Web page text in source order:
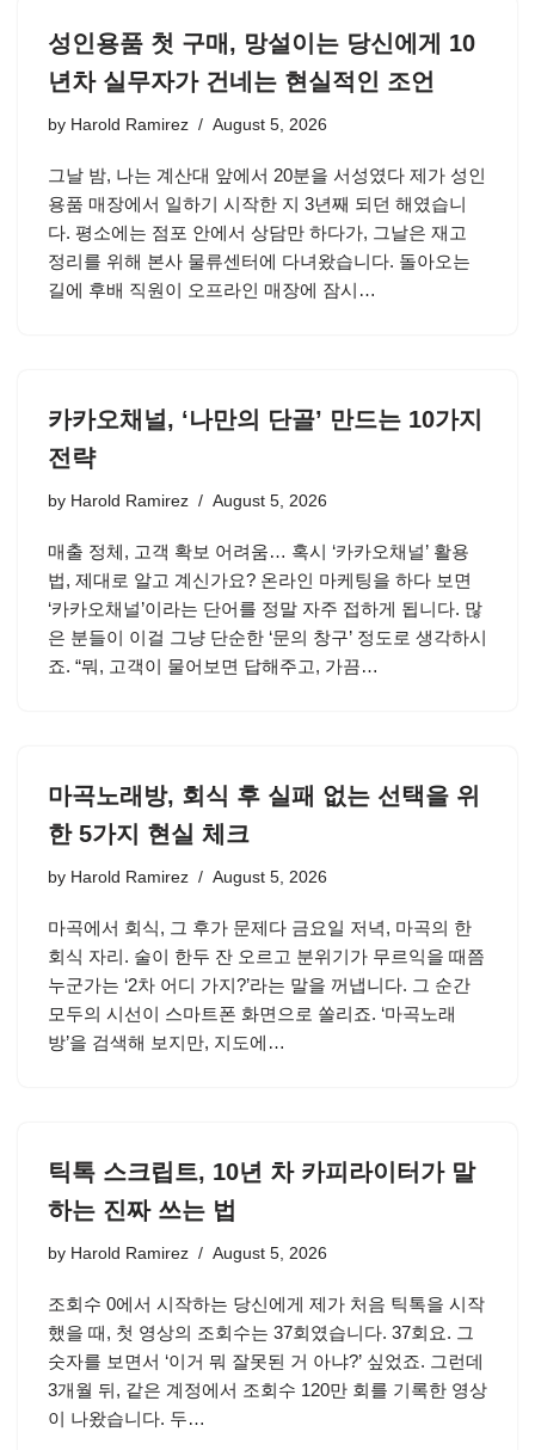
성인용품 첫 구매, 망설이는 당신에게 10
년차 실무자가 건네는 현실적인 조언
by Harold Ramirez August 5, 2026
그날 밤, 나는 계산대 앞에서 20분을 서성였다 제가 성인
용품 매장에서 일하기 시작한 지 3년째 되던 해였습니
다. 평소에는 점포 안에서 상담만 하다가, 그날은 재고
정리를 위해 본사 물류센터에 다녀왔습니다. 돌아오는
길에 후배 직원이 오프라인 매장에 잠시…
카카오채널, ‘나만의 단골’ 만드는 10가지
전략
by Harold Ramirez August 5, 2026
매출 정체, 고객 확보 어려움… 혹시 ‘카카오채널’ 활용
법, 제대로 알고 계신가요? 온라인 마케팅을 하다 보면
‘카카오채널’이라는 단어를 정말 자주 접하게 됩니다. 많
은 분들이 이걸 그냥 단순한 ‘문의 창구’ 정도로 생각하시
죠. “뭐, 고객이 물어보면 답해주고, 가끔…
마곡노래방, 회식 후 실패 없는 선택을 위
한 5가지 현실 체크
by Harold Ramirez August 5, 2026
마곡에서 회식, 그 후가 문제다 금요일 저녁, 마곡의 한
회식 자리. 술이 한두 잔 오르고 분위기가 무르익을 때쯤
누군가는 ‘2차 어디 가지?’라는 말을 꺼냅니다. 그 순간
모두의 시선이 스마트폰 화면으로 쏠리죠. ‘마곡노래
방’을 검색해 보지만, 지도에…
틱톡 스크립트, 10년 차 카피라이터가 말
하는 진짜 쓰는 법
by Harold Ramirez August 5, 2026
조회수 0에서 시작하는 당신에게 제가 처음 틱톡을 시작
했을 때, 첫 영상의 조회수는 37회였습니다. 37회요. 그
숫자를 보면서 ‘이거 뭐 잘못된 거 아냐?’ 싶었죠. 그런데
3개월 뒤, 같은 계정에서 조회수 120만 회를 기록한 영상
이 나왔습니다. 두…